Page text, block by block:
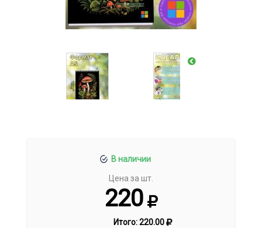
В наличии
Цена за шт.
220
Итого:220.00